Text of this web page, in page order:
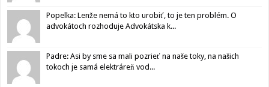
Popelka: Lenže nemá to kto urobiť, to je ten problém. O
advokátoch rozhoduje Advokátska k...
Padre: Asi by sme sa mali pozrieť na naše toky, na našich
tokoch je samá elektráreň vod...